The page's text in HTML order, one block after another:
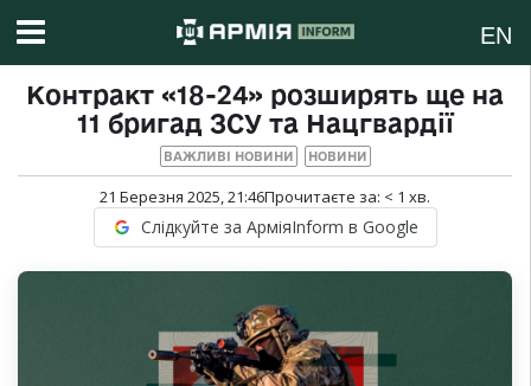
EN
Контракт «18-24» розширять ще на
11 бригад ЗСУ та Нацгвардії
ВАЖЛИВІ НОВИНИ НОВИНИ
21 Березня 2025, 21:46Прочитаєте за: < 1 хв.
Слідкуйте за АрміяInform в Google